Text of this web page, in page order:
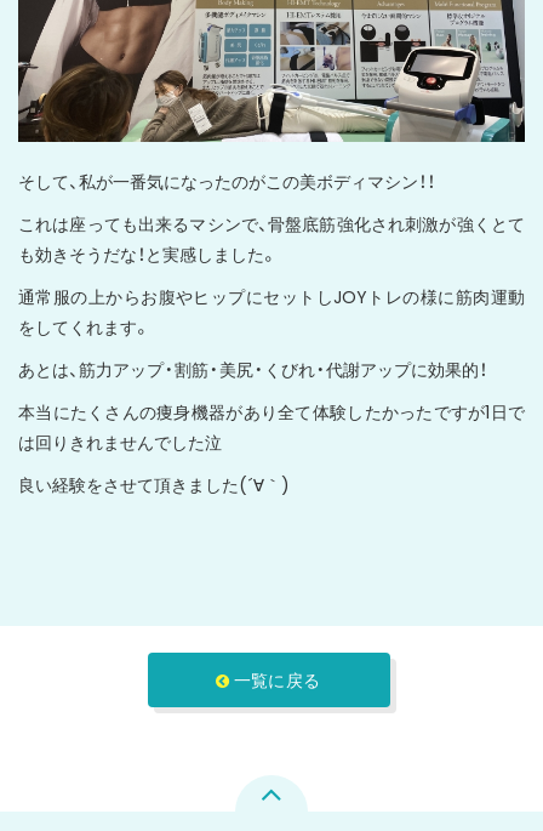
そして、私が一番気になったのがこの美ボディマシン！！
これは座っても出来るマシンで、骨盤底筋強化され刺激が強くとて
も効きそうだな！と実感しました。
通常服の上からお腹やヒップにセットしJOYトレの様に筋肉運動
をしてくれます。
あとは、筋力アップ・割筋・美尻・くびれ・代謝アップに効果的！
本当にたくさんの痩身機器があり全て体験したかったですが1日で
は回りきれませんでした泣
良い経験をさせて頂きました(´∀｀)
一覧に戻る